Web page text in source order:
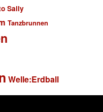
Sally
Tanzbrunnen
Welle:Erdball